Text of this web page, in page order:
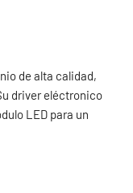
de alta calidad,
driver eléctronico
LED para un